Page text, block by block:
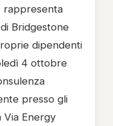
rappresenta
Bridgestone
dipendenti
4 ottobre
presso gli
Via Energy